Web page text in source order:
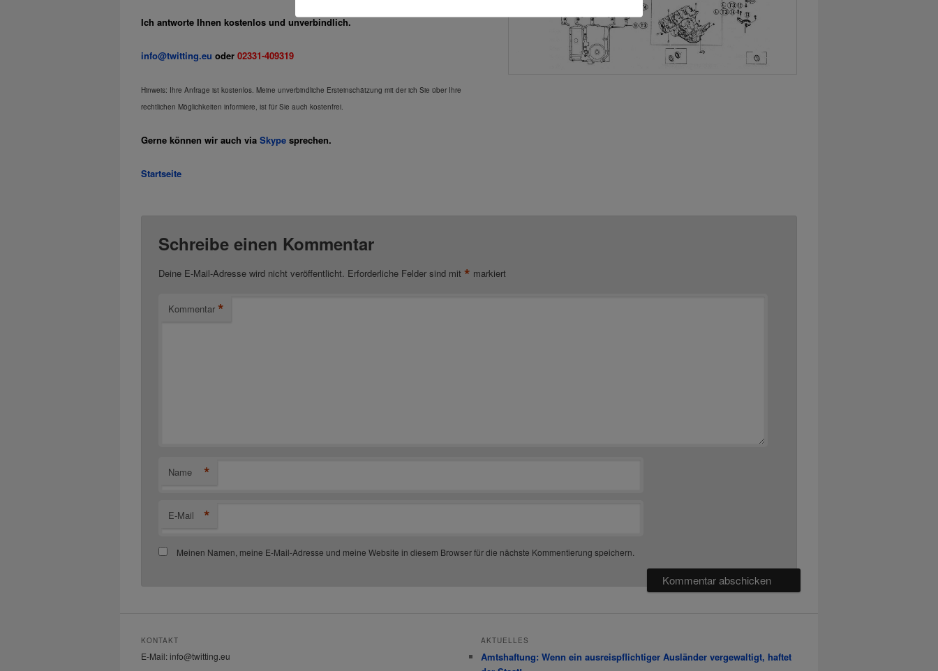
Ich antworte Ihnen kostenlos und unverbindlich.
info@twitting.eu oder 02331-409319
Hinweis: Ihre Anfrage ist kostenlos. Meine unverbindliche Ersteinschätzung mit der ich Sie über Ihre
rechtlichen Möglichkeiten informiere, ist für Sie auch kostenfrei.
Gerne können wir auch via Skype sprechen.
Startseite
Schreibe einen Kommentar
Deine E-Mail-Adresse wird nicht veröffentlicht. Erforderliche Felder sind mit* markiert
Kommentar *
Name *
E-Mail *
Meinen Namen, meine E-Mail-Adresse und meine Website in diesem Browser für die nächste Kommentierung speichern.
KONTAKT
E-Mail: info@twitting.eu
AKTUELLES
Amtshaftung: Wenn ein ausreispflichtiger Ausländer vergewaltigt, haftet